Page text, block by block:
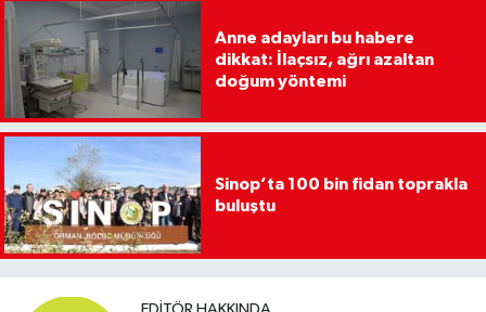
Anne adayları bu habere
dikkat: İlaçsız, ağrı azaltan
doğum yöntemi
Sinop’ta 100 bin fidan toprakla
buluştu